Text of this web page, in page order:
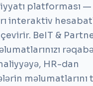
platforması —
interaktiv
BeIT &
HR-dan
məlumatlarını